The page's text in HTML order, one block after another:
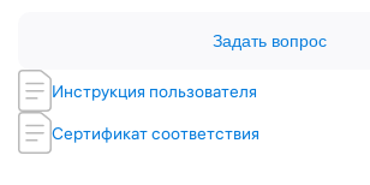
Инструкция пользователя
Сертификат соответствия
Задать вопрос